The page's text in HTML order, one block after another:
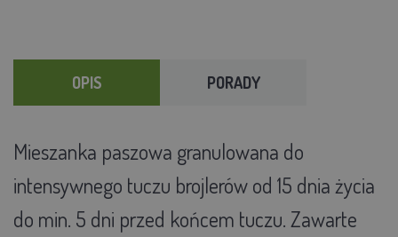
OPIS PORADY
Mieszanka paszowa granulowana do
intensywnego tuczu brojlerów od 15 dnia życia
do min. 5 dni przed końcem tuczu. Zawarte